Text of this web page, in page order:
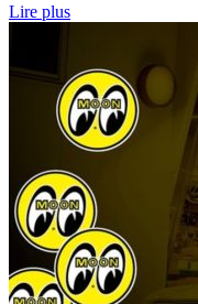
Lire plus